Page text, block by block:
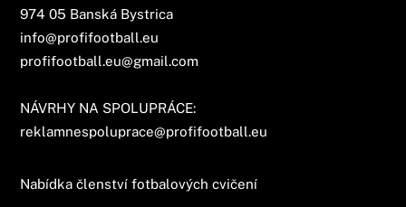
974 05 Banská Bystrica
info@profifootball.eu
profifootball.eu@gmail.com
NÁVRHY NA SPOLUPRÁCE:
reklamnespoluprace@profifootball.eu
Nabídka členství fotbalových cvičení